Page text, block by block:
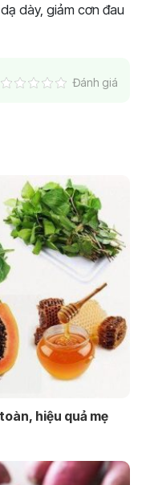
dày, giảm cơn đau
Đánh giá
hiệu quả mẹ